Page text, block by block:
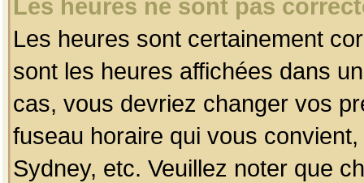
Les heures ne sont pas
Les heures sont certainement
sont les heures affichées dans
cas, vous devriez changer vos
fuseau horaire qui vous
Sydney, etc. Veuillez noter que